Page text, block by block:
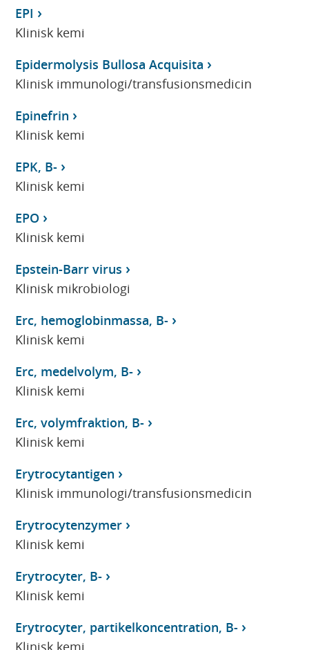
EPI
Klinisk kemi
Epidermolysis Bullosa Acquisita
Klinisk immunologi/transfusionsmedicin
Epinefrin
Klinisk kemi
EPK, B-
Klinisk kemi
EPO
Klinisk kemi
Epstein-Barr virus
Klinisk mikrobiologi
Erc, hemoglobinmassa, B-
Klinisk kemi
Erc, medelvolym, B-
Klinisk kemi
Erc, volymfraktion, B-
Klinisk kemi
Erytrocytantigen
Klinisk immunologi/transfusionsmedicin
Erytrocytenzymer
Klinisk kemi
Erytrocyter, B-
Klinisk kemi
Erytrocyter, partikelkoncentration, B-
Klinisk kemi